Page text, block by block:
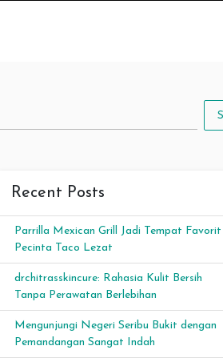
Recent Posts
Parrilla Mexican Grill Jadi Tempat Favorit
Pecinta Taco Lezat
drchitrasskincure: Rahasia Kulit Bersih
Tanpa Perawatan Berlebihan
Mengunjungi Negeri Seribu Bukit dengan
Pemandangan Sangat Indah